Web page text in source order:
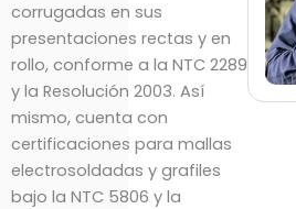
corrugadas en sus
presentaciones rectas y en
rollo, conforme a la NTC 2289
y la Resolución 2003. Así
mismo, cuenta con
certificaciones para mallas
electrosoldadas y grafiles
bajo la NTC 5806 y la